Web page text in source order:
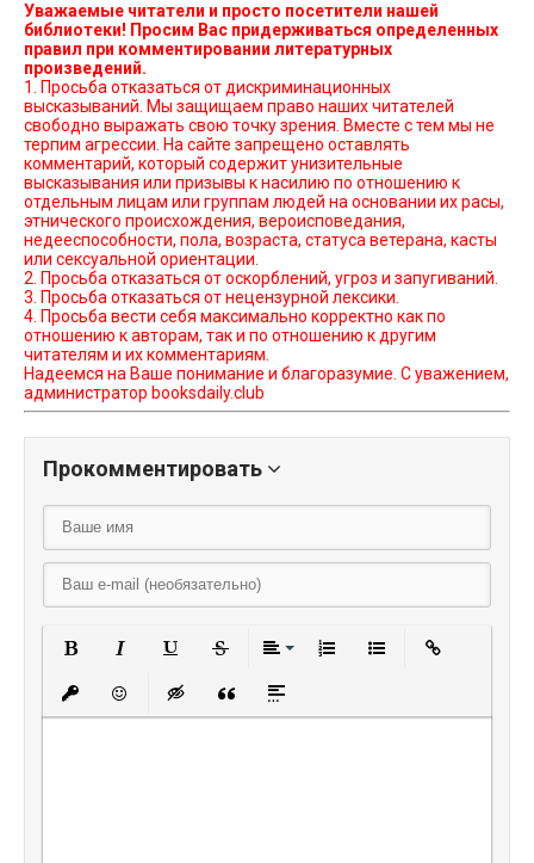
Уважаемые читатели и просто посетители нашей
библиотеки! Просим Вас придерживаться определенных
правил при комментировании литературных
произведений.
1. Просьба отказаться от дискриминационных
высказываний. Мы защищаем право наших читателей
свободно выражать свою точку зрения. Вместе с тем мы не
терпим агрессии. На сайте запрещено оставлять
комментарий, который содержит унизительные
высказывания или призывы к насилию по отношению к
отдельным лицам или группам людей на основании их расы,
этнического происхождения, вероисповедания,
недееспособности, пола, возраста, статуса ветерана, касты
или сексуальной ориентации.
2. Просьба отказаться от оскорблений, угроз и запугиваний.
3. Просьба отказаться от нецензурной лексики.
4. Просьба вести себя максимально корректно как по
отношению к авторам, так и по отношению к другим
читателям и их комментариям.
Надеемся на Ваше понимание и благоразумие. С уважением,
администратор booksdaily.club
Прокомментировать
Вставить защищенную ссылку
Вставить смайлик
Вставка скрытого текста
Вставка цитаты
Вставка спойлера